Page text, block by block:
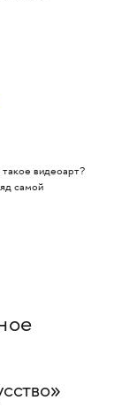
видеоарт?
самой